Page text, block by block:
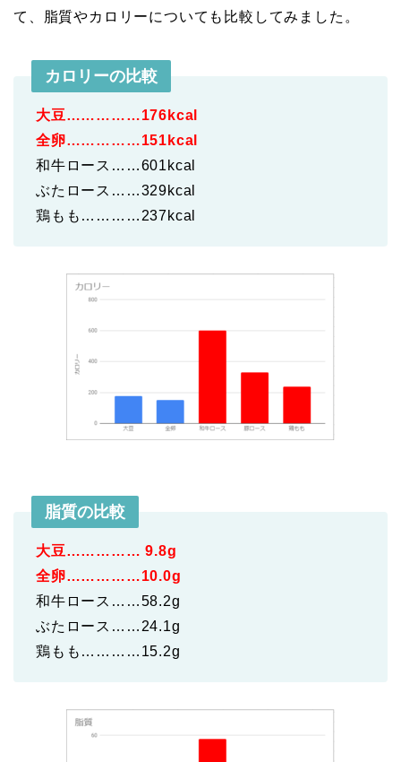
て、脂質やカロリーについても比較してみました。
カロリーの比較
大豆……………176kcal
全卵……………151kcal
和牛ロース……601kcal
ぶたロース……329kcal
鶏もも…………237kcal
脂質の比較
大豆…………… 9.8g
全卵……………10.0g
和牛ロース……58.2g
ぶたロース……24.1g
鶏もも…………15.2g